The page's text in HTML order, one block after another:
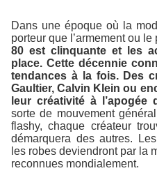
Dans une époque où la
porteur que l’armement ou le
80 est clinquante et les
place. Cette décennie
tendances à la fois. Des
Gaultier, Calvin Klein ou
leur créativité à l’apogée
sorte de mouvement
flashy, chaque créateur
démarquera des autres.
les robes deviendront par la
reconnues mondialement.